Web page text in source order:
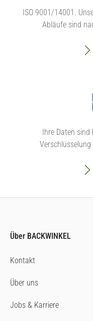
ISO 9001/14001.
Abläufe sind
Ihre Daten sind
Über BACKWINKEL
Kontakt
Über uns
Jobs & Karriere